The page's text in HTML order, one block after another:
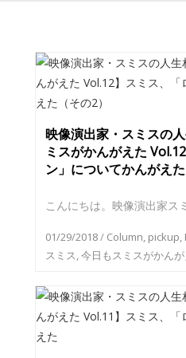
映像演出家・スミスの
ミスがかんがえた
ン」についてかんがえた
こんにちは。映像演出家ス
01/29/2018/ Column, pickup,
スミス,今日もスミスがかんが